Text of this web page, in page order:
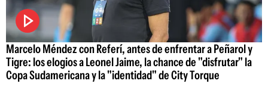
Marcelo Méndez con Referí, antes de enfrentar a Peñarol y
Tigre: los elogios a Leonel Jaime, la chance de "disfrutar" la
Copa Sudamericana y la "identidad" de City Torque